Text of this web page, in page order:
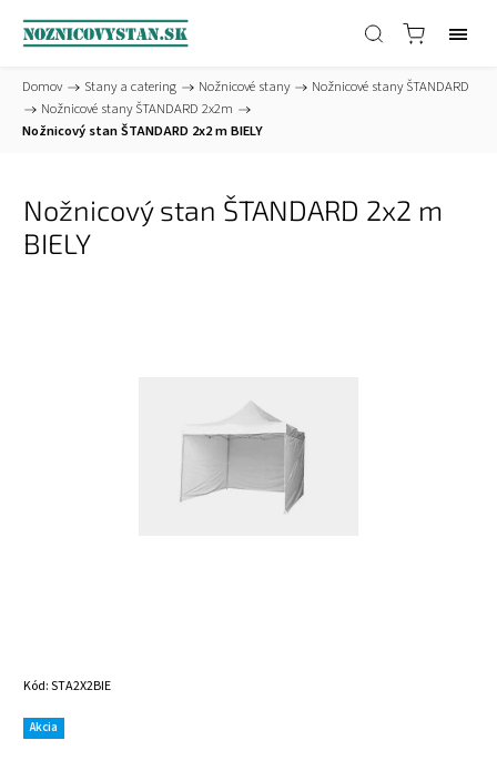
Domov / Stany a catering / Nožnicové stany /
Nožnicové stany ŠTANDARD
/
Nožnicové stany ŠTANDARD 2x2m /
Nožnicový stan ŠTANDARD 2x2 m BIELY
Nožnicový stan ŠTANDARD 2x2 m
BIELY
Kód:STA2X2BIE
Akcia